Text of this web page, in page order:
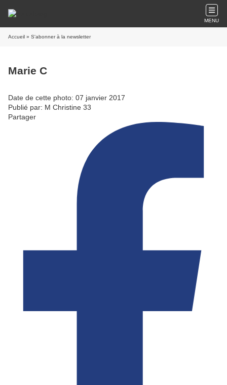
MENU
Accueil » S'abonner à la newsletter
Marie C
Date de cette photo: 07 janvier 2017
Publié par: M Christine 33
Partager